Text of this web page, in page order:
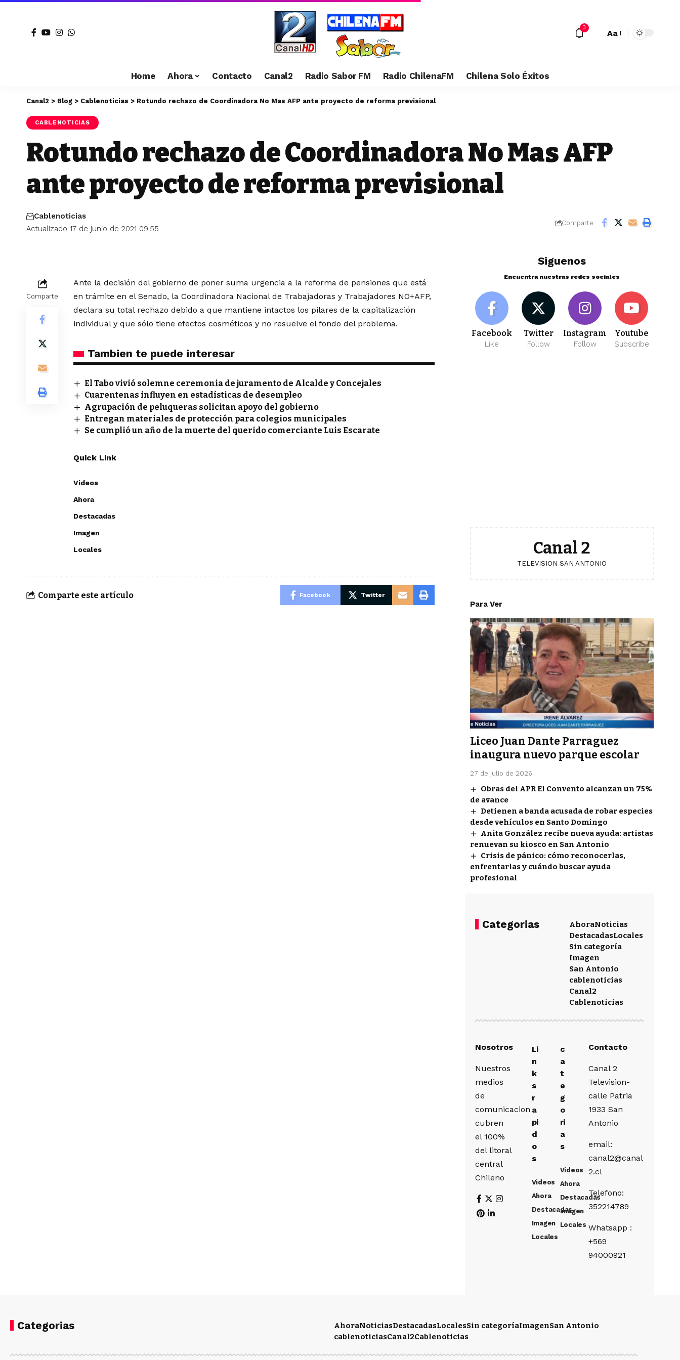
3
Aa
Home Ahora Contacto Canal2 Radio Sabor FM Radio ChilenaFM Chilena Solo Éxitos
Canal2 > Blog > Cablenoticias > Rotundo rechazo de Coordinadora No Mas AFP ante proyecto de reforma previsional
CABLENOTICIAS
Rotundo rechazo de Coordinadora No Mas AFP
ante proyecto de reforma previsional
Actualizado 17 de junio de 2021 09:55
Cablenoticias
Comparte
Comparte
Ante la decisión del gobierno de poner suma urgencia a la reforma de pensiones que está
en trámite en el Senado, la Coordinadora Nacional de Trabajadoras y Trabajadores NO+AFP,
declara su total rechazo debido a que mantiene intactos los pilares de la capitalización
individual y que sólo tiene efectos cosméticos y no resuelve el fondo del problema.
Tambien te puede interesar
El Tabo vivió solemne ceremonia de juramento de Alcalde y Concejales
Cuarentenas influyen en estadísticas de desempleo
Agrupación de peluqueras solicitan apoyo del gobierno
Entregan materiales de protección para colegios municipales
Se cumplió un año de la muerte del querido comerciante Luis Escarate
Quick Link
Videos
Ahora
Destacadas
Imagen
Locales
Comparte este artículo Facebook Twitter
Siguenos
Encuentra nuestras redes sociales
Facebook
Like
Twitter
Follow
Instagram
Follow
Youtube
Subscribe
Canal 2
TELEVISION SAN ANTONIO
Para Ver
Liceo Juan Dante Parraguez
inaugura nuevo parque escolar
27 de julio de 2026
Obras del APR El Convento alcanzan un 75%
de avance
Detienen a banda acusada de robar especies
desde vehículos en Santo Domingo
Anita González recibe nueva ayuda: artistas
renuevan su kiosco en San Antonio
Crisis de pánico: cómo reconocerlas,
enfrentarlas y cuándo buscar ayuda
profesional
Categorias AhoraNoticias
DestacadasLocales
Sin categoría
Imagen
San Antonio
cablenoticias
Canal2
Cablenoticias
Nosotros
Nuestros
medios
de
comunicacion
cubren
el 100%
del litoral
central
Chileno
Li
n
k
s
r
a
pi
d
o
s
Videos
Ahora
Destacadas
Imagen
Locales
c
a
t
e
g
o
ri
a
s
Videos
Ahora
Destacadas
Imagen
Locales
Contacto
Canal 2
Television-
calle Patria
1933 San
Antonio
email:
canal2@canal
2.cl
Telefono:
352214789
Whatsapp :
+569
94000921
Categorias AhoraNoticiasDestacadasLocalesSin categoríaImagenSan Antonio
cablenoticiasCanal2Cablenoticias